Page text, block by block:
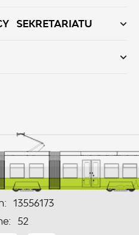
SEKRETARIATU
13556173
52